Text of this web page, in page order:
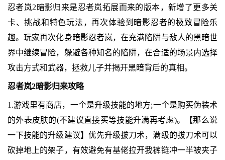
忍者岚2暗影归来是忍者岚拓展而来的版本，新增了更多关
卡、挑战和特色玩法，再次体验到暗影忍者的极致冒险乐
趣。玩家再次化身暗影忍者岚，在充满陷阱与敌人的黑暗世
界中继续冒险，躲避各种知名的陷阱，在合适的场景内选择
攻击方式和武器，拯救儿子并揭开黑暗背后的真相。
忍者岚2暗影归来攻略
1.游戏里有商店，一个是升级技能的地方;一个是购买伪装术
的外表皮肤的(不建议直接买等技能升满再考虑)。【那么说
一下技能的升级建议】优先升级拔刀术，满级的拔刀术可以
砍掉地上的架子，有效避免有基佬拉开我裤链冲一半被夹子